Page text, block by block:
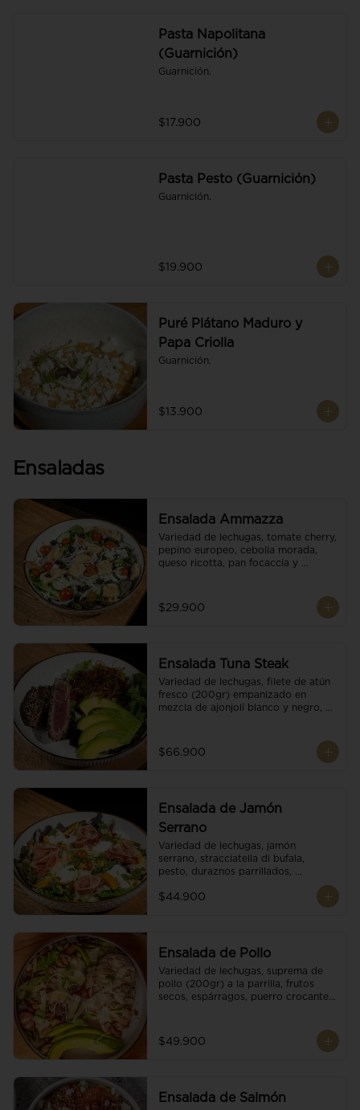
Pasta Napolitana
(Guarnición)
Guarnición.
$17.900
Pasta Pesto (Guarnición)
Guarnición.
$19.900
Puré Plátano Maduro y
Papa Criolla
Guarnición.
$13.900
Ensaladas
Ensalada Ammazza
Variedad de lechugas, tomate cherry,
pepino europeo, cebolla morada,
queso ricotta, pan focaccia y
$29.900
Ensalada Tuna Steak
Variedad de lechugas, filete de atún
fresco (200gr) empanizado en
mezcla de ajonjolí blanco y negro,
parmesano, puerro crocante y
reducción de balsámico.
$66.900
Ensalada de Jamón
Serrano
Variedad de lechugas, jamón
serrano, stracciatella di bufala,
pesto, duraznos parrillados,
tomate cherry y vinagreta
$44.900
Ensalada de Pollo
Variedad de lechugas, suprema de
pollo (200gr) a la parrilla, frutos
secos, espárragos, puerro crocante,
balsámico.
$49.900
Ensalada de Salmón